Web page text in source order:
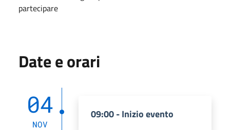
partecipare
Date e orari
04
NOV
09:00 - Inizio evento